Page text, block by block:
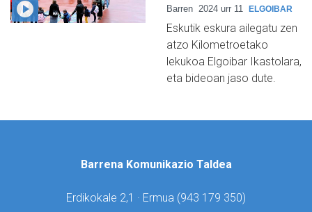
Barren 2024 urr 11 ELGOIBAR
Eskutik eskura ailegatu zen
atzo Kilometroetako
lekukoa Elgoibar Ikastolara,
eta bideoan jaso dute.
Barrena Komunikazio Taldea
Erdikokale 2,1 · Ermua (943 179 350)